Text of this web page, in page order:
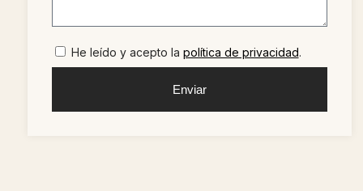
He leído y acepto la política de privacidad.
Enviar